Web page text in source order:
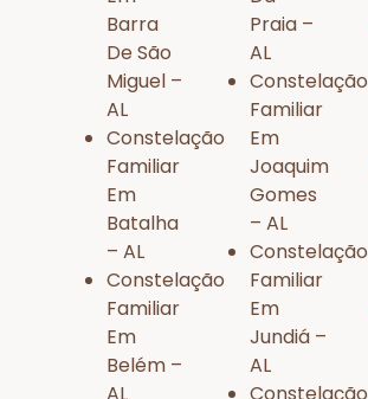
Barra
De São
Miguel –
AL
Constelação
Familiar
Em
Batalha
– AL
Constelação
Familiar
Em
Belém –
Praia –
AL
Constelação
Familiar
Em
Joaquim
Gomes
– AL
Constelação
Familiar
Em
Jundiá –
AL